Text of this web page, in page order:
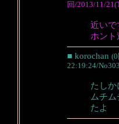
回/2013/11/
近いで
ホント
■ korochan
22:19:24/
たしか
ムチ
たよ